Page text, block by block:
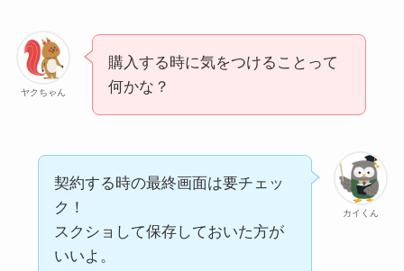
ヤクちゃん
購入する時に気をつけることって
何かな？
カイくん
契約する時の最終画面は要チェッ
ク！
スクショして保存しておいた方が
いいよ。